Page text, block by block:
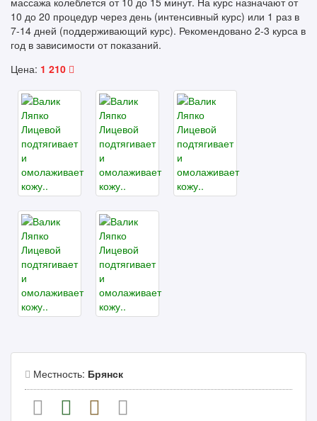
10 до 20 процедур через день (интенсивный курс) или 1 раз в
7-14 дней (поддерживающий курс). Рекомендовано 2-3 курса в
год в зависимости от показаний.
Цена: 1 210
Местность: Брянск